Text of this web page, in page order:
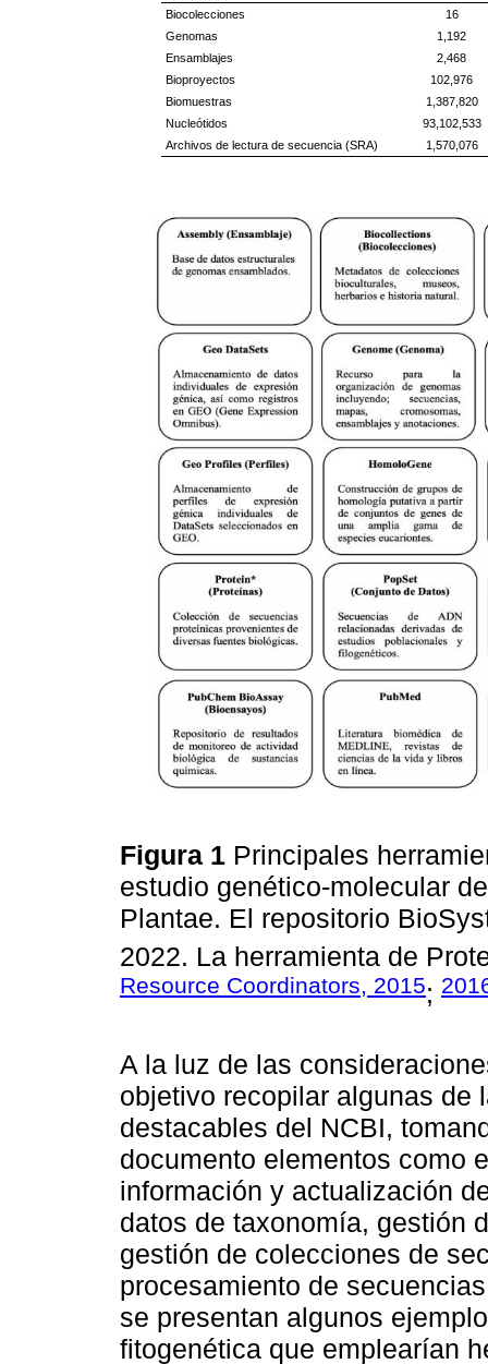
Biocolecciones
16
Genomas
1,192
Ensamblajes
2,468
Bioproyectos
102,976
Biomuestras
1,387,820
Nucleótidos
93,102,533
Archivos de lectura de secuencia (SRA)
1,570,076
Figura 1 Principales
estudio genético-molecular
Plantae. El repositorio
2022. La herramienta de
Resource Coordinators, 2015;
A la luz de las
objetivo recopilar algunas de
destacables del NCBI,
documento elementos como
información y actualización
datos de taxonomía, gestión
gestión de colecciones de
procesamiento de
se presentan algunos
fitogenética que emplearían